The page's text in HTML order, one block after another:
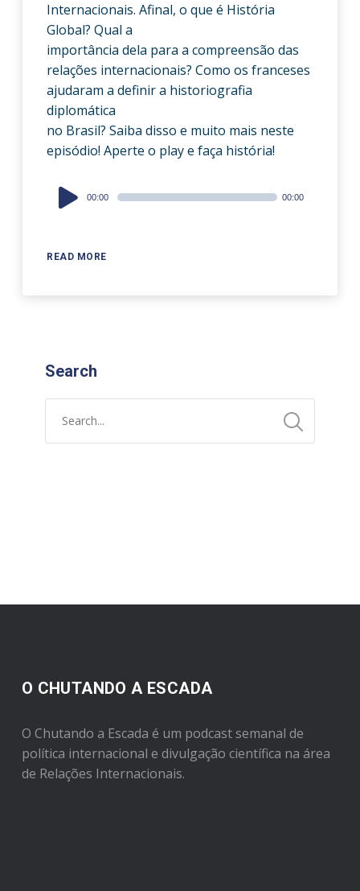
Internacionais. Afinal, o que é História
Global? Qual a
importância dela para a compreensão das
relações internacionais? Como os franceses
ajudaram a definir a historiografia
diplomática
no Brasil? Saiba disso e muito mais neste
episódio! Aperte o play e faça história!
READ MORE
Audio
Player
00:00 00:00
Search
O CHUTANDO A ESCADA
O Chutando a Escada é um podcast semanal de
política internacional e divulgação científica na área
de Relações Internacionais.